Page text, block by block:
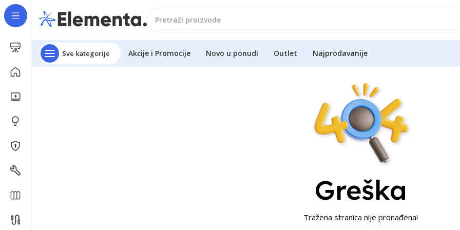
Sve kategorije Akcije i Promocije Novo u ponudi Outlet Najprodavanije
Greška
Tražena stranica nije pronađena!